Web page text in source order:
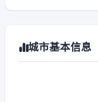
城市基本信息